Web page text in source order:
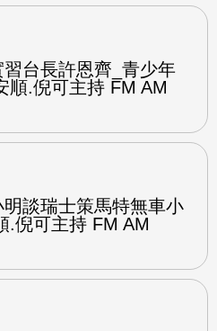
台長許恩齊_青少年
順.倪可主持 FM AM
談瑞士策馬特無車小
.倪可主持 FM AM